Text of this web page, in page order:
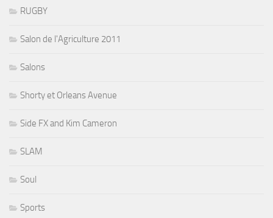
RUGBY
Salon de l'Agriculture 2011
Salons
Shorty et Orleans Avenue
Side FX and Kim Cameron
SLAM
Soul
Sports